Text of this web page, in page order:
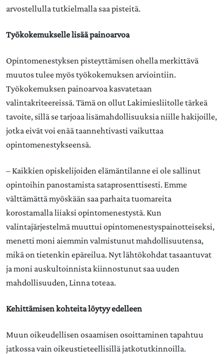
arvostellulla tutkielmalla saa pisteitä.
Työkokemukselle lisää painoarvoa
Opintomenestyksen pisteyttämisen ohella merkittävä
muutos tulee myös työkokemuksen arviointiin.
Työkokemuksen painoarvoa kasvatetaan
valintakriteereissä. Tämä on ollut Lakimiesliitolle tärkeä
tavoite, sillä se tarjoaa lisämahdollisuuksia niille hakijoille,
jotka eivät voi enää taannehtivasti vaikuttaa
opintomenestykseensä.
– Kaikkien opiskelijoiden elämäntilanne ei ole sallinut
opintoihin panostamista sataprosenttisesti. Emme
välttämättä myöskään saa parhaita tuomareita
korostamalla liiaksi opintomenestystä. Kun
valintajärjestelmä muuttui opintomenestyspainotteiseksi,
menetti moni aiemmin valmistunut mahdollisuutensa,
mikä on tietenkin epäreilua. Nyt lähtökohdat tasaantuvat
ja moni auskultoinnista kiinnostunut saa uuden
mahdollisuuden, Linna toteaa.
Kehittämisen kohteita löytyy edelleen
Muun oikeudellisen osaamisen osoittaminen tapahtuu
jatkossa vain oikeustieteellisillä jatkotutkinnoilla.